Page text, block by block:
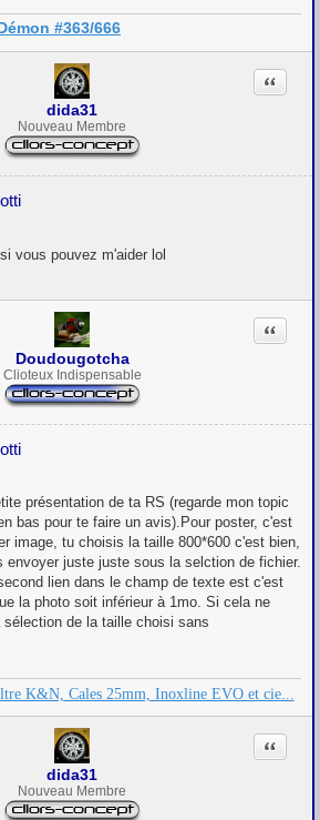
#363/666
dida31
Nouveau Membre
Citation
vous pouvez m'aider lol
Doudougotcha
Clioteux Indispensable
Citation
présentation de ta RS (regarde mon topic
bas pour te faire un avis).Pour poster, c'est
image, tu choisis la taille 800*600 c'est bien,
envoyer juste juste sous la selction de fichier.
lien dans le champ de texte est c'est
la photo soit inférieur à 1mo. Si cela ne
de la taille choisi sans
K&N, Cales 25mm, Inoxline EVO et cie...
dida31
Nouveau Membre
Citation